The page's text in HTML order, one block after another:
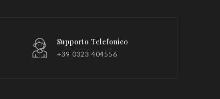
Supporto Telefonico
+39 0323 404556